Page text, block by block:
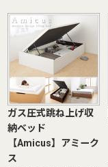
ガス圧式跳ね上げ収
納ベッド
【Amicus】アミーク
ス